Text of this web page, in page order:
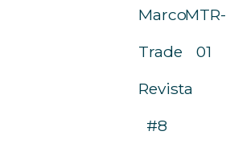
Marco
Trade
Revista
#8
MTR-
01